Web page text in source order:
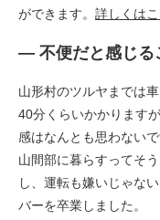
ができます。 詳しくは
― 不便だと感じる
山形村のツルヤまでは
40分くらいかかります
感はなんとも思わないで
山間部に暮らすってそ
し、運転も嫌いじゃな
バーを卒業しました。